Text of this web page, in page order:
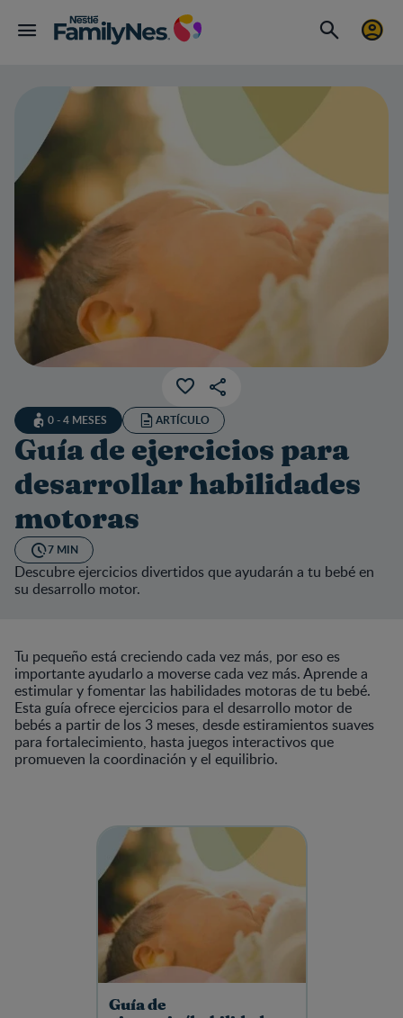
0 - 4 MESES ARTÍCULO
Guía de ejercicios para
desarrollar habilidades
motoras
7 MIN
Descubre ejercicios divertidos que ayudarán a tu bebé en
su desarrollo motor.
Tu pequeño está creciendo cada vez más, por eso es
importante ayudarlo a moverse cada vez más. Aprende a
estimular y fomentar las habilidades motoras de tu bebé.
Esta guía ofrece ejercicios para el desarrollo motor de
bebés a partir de los 3 meses, desde estiramientos suaves
para fortalecimiento, hasta juegos interactivos que
promueven la coordinación y el equilibrio.
Guía de